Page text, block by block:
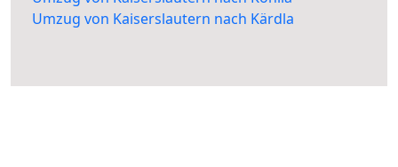
Umzug von Kaiserslautern nach Kärdla